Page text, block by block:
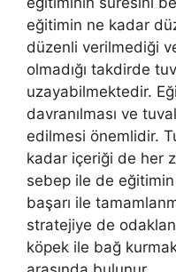
eğitimin ne kadar
düzenli verilmediği
olmadığı takdirde
uzayabilmektedir.
davranılması ve
edilmesi önemlidir.
kadar içeriği de her
sebep ile de eğitimin
başarı ile
stratejiye de
köpek ile bağ